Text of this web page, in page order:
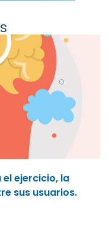
ejercicio, la
sus usuarios.